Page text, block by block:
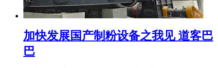
加快发展国产制粉设备之我见 道客巴
巴